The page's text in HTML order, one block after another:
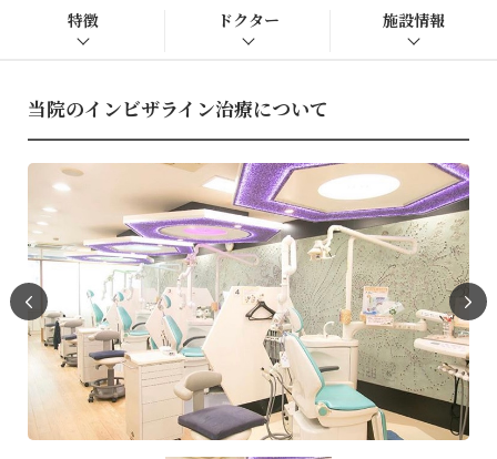
特徴 ドクター 施設情報
当院のインビザライン治療について